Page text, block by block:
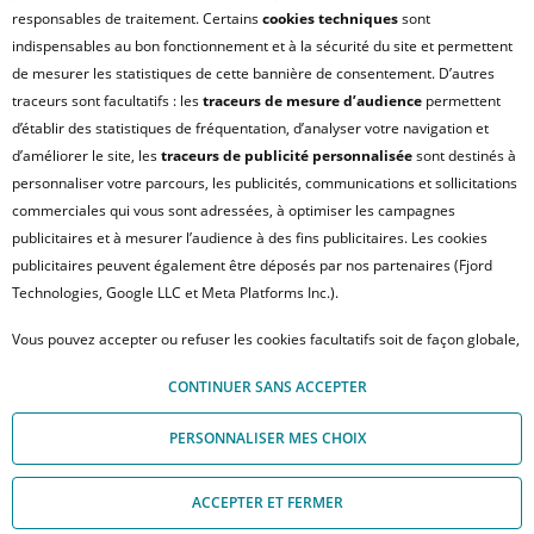
PLAN DU SITE
QUI SOMMES NOUS ?
MODULE DE GESTION DES COOKIES
HONORAIRES TRANSACTION
HONORAIRES GESTION LOCATIVE
GESTION DE VOS DONNÉES PERSONNELLES
ACCESSIBILITÉ : NON CONFORME
© Crédit Agricole Immobilier – 12 place des États-Unis – 92545 Montrouge
Cedex
responsables de traitement. Certainscookies techniquessont
indispensables au bon fonctionnement et à la sécurité du site et permettent
de mesurer les statistiques de cette bannière de consentement. D’autres
traceurs sont facultatifs : lestraceurs de mesure d’audience permettent
d’établir des statistiques de fréquentation, d’analyser votre navigation et
d’améliorer le site, lestraceurs de publicité personnaliséesont destinés à
personnaliser votre parcours, les publicités, communications et sollicitations
commerciales qui vous sont adressées, à optimiser les campagnes
publicitaires et à mesurer l’audience à des fins publicitaires. Les cookies
publicitaires peuvent également être déposés par nos partenaires (Fjord
Technologies, Google LLC et Meta Platforms Inc.).
Vous pouvez accepter ou refuser les cookies facultatifs soit de façon globale,
pas poursuivre votre navigation sur notre site. Votre choix peut être modifié
à tout moment, en cliquant sur le lien « Module de Gestion des cookies", en
Pour en savoir plus sur les responsables de traitement et les finalités, cliquez
sur "Personnaliser mes choix".
CONTINUER SANS ACCEPTER
PERSONNALISER MES CHOIX
ACCEPTER ET FERMER